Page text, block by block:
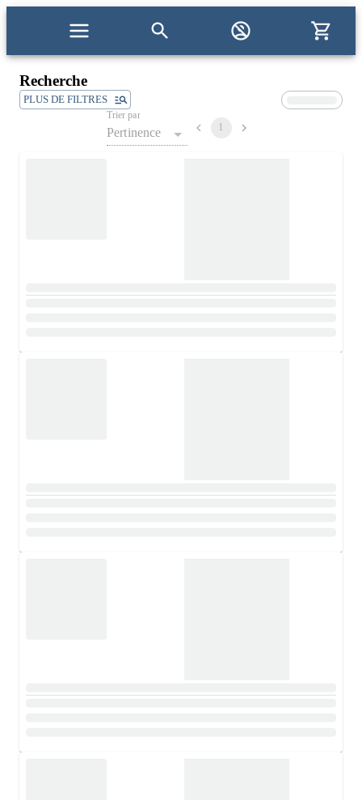
Recherche
PLUS DE FILTRES
Trier par
Pertinence 1